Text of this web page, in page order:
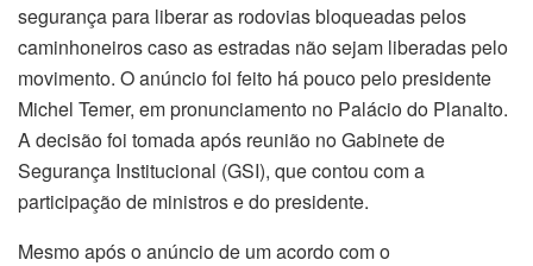
segurança para liberar as rodovias bloqueadas pelos
caminhoneiros caso as estradas não sejam liberadas pelo
movimento. O anúncio foi feito há pouco pelo presidente
Michel Temer, em pronunciamento no Palácio do Planalto.
A decisão foi tomada após reunião no Gabinete de
Segurança Institucional (GSI), que contou com a
participação de ministros e do presidente.
Mesmo após o anúncio de um acordo com o